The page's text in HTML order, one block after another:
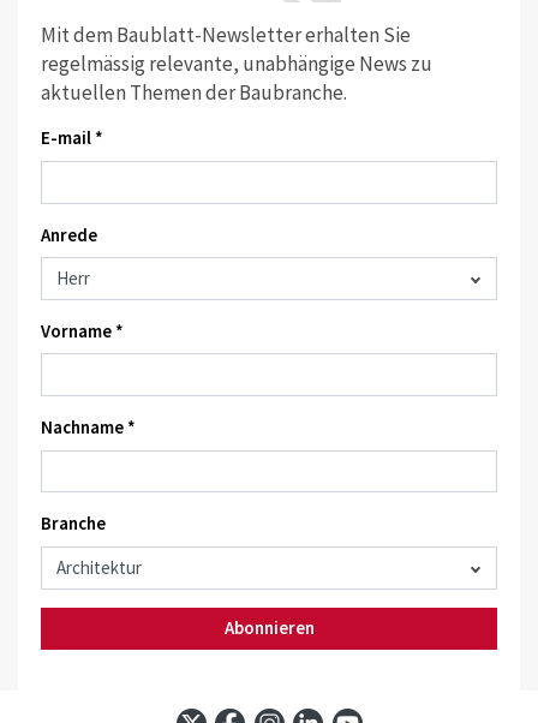
Mit dem Baublatt-Newsletter erhalten Sie
regelmässig relevante, unabhängige News zu
aktuellen Themen der Baubranche.
E-mail *
Anrede
Vorname *
Nachname *
Branche
Abonnieren